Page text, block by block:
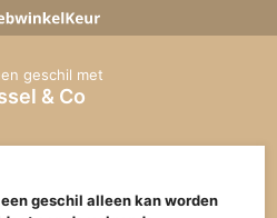
geschil met
& Co
geschil alleen kan worden